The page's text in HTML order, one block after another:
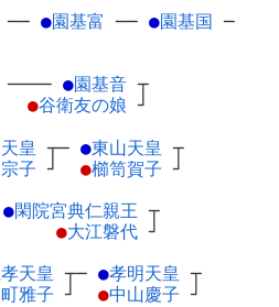
── ●園基富 ── ●園基国 ─
──── ●園基音 ┬
●谷衛友の娘 ┘
皇 ┬
子 ┘
─ ●東山天皇 ┬
●櫛笥賀子 ┘
●閑院宮典仁親王 ┬
●大江磐代 ┘
天皇 ┬
雅子 ┘
─ ●孝明天皇 ┬
●中山慶子 ┘